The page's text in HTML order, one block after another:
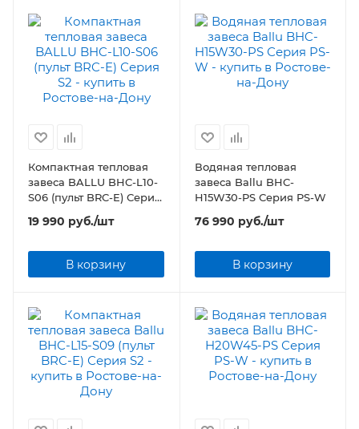
Компактная тепловая
завеса BALLU BHC-L10-
S06 (пульт BRC-E) Серия
19 990 руб./шт
В корзину
Водяная тепловая
завеса Ballu BHC-
H15W30-PS Серия PS-W
76 990 руб./шт
В корзину